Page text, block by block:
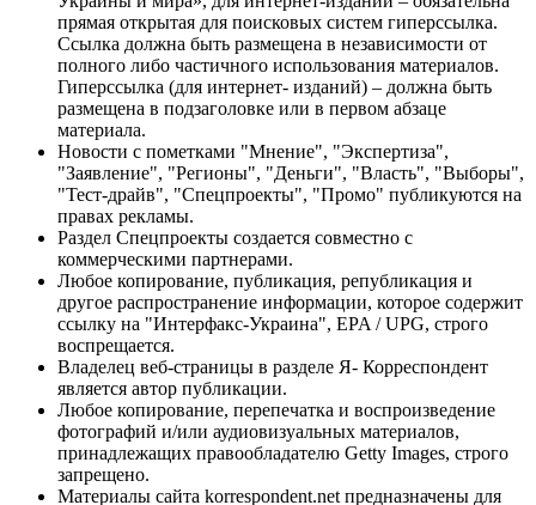
прямая открытая для поисковых систем гиперссылка.
Ссылка должна быть размещена в независимости от
полного либо частичного использования материалов.
Гиперссылка (для интернет- изданий) – должна быть
размещена в подзаголовке или в первом абзаце
материала.
Новости с пометками "Мнение", "Экспертиза",
"Заявление", "Регионы", "Деньги", "Власть", "Выборы",
"Тест-драйв", "Спецпроекты", "Промо" публикуются на
правах рекламы.
Раздел Спецпроекты создается совместно с
коммерческими партнерами.
Любое копирование, публикация, републикация и
другое распространение информации, которое содержит
ссылку на "Интерфакс-Украина", EPA / UPG, строго
воспрещается.
Владелец веб-страницы в разделе Я- Корреспондент
является автор публикации.
Любое копирование, перепечатка и воспроизведение
фотографий и/или аудиовизуальных материалов,
принадлежащих правообладателю Getty Images, строго
запрещено.
Материалы сайта korrespondent.net предназначены для